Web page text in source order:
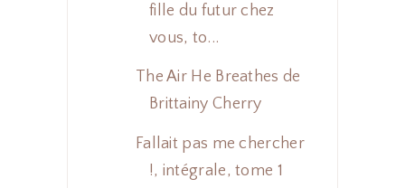
fille du futur chez
vous, to...
The Air He Breathes de
Brittainy Cherry
Fallait pas me chercher
!, intégrale, tome 1